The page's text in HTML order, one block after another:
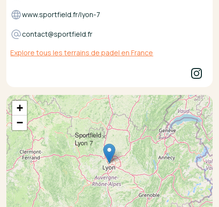
www.sportfield.fr/lyon-7
contact@sportfield.fr
Explore tous les terrains de padel en France
Sportfield
Lyon 7
×
+
−